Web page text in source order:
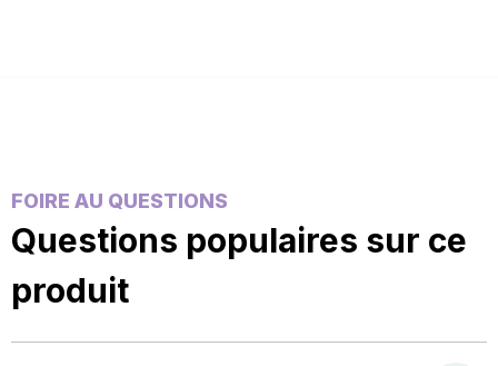
FOIRE AU QUESTIONS
Questions populaires sur ce
produit